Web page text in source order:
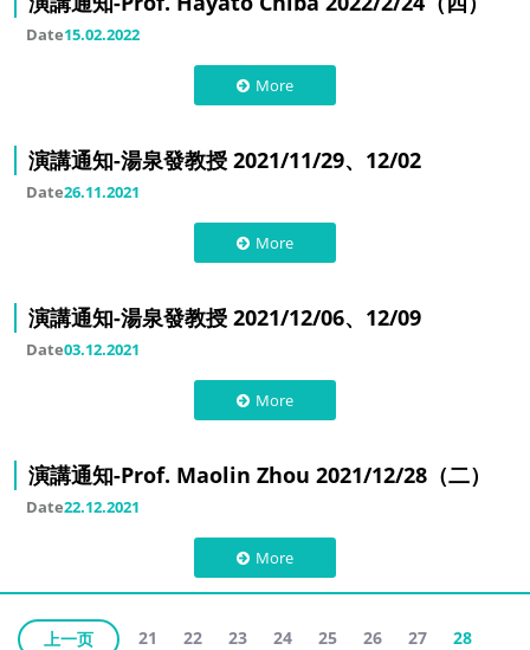
Date15.02.2022
More
演講通知-湯泉發教授 2021/11/29、12/02
Date26.11.2021
More
演講通知-湯泉發教授 2021/12/06、12/09
Date03.12.2021
More
演講通知-Prof. Maolin Zhou 2021/12/28（二）
Date22.12.2021
More
上一页 21 22 23 24 25 26 27
28